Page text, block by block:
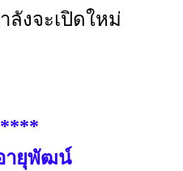
ลังจะเปิดใหม่
****
ายุพัฒน์